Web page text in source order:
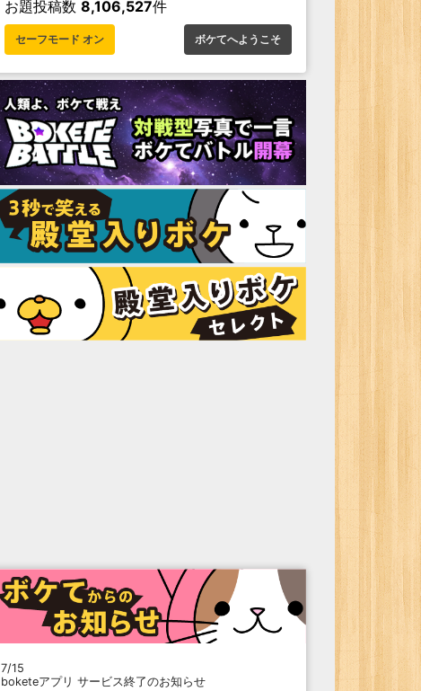
お題投稿数 8,106,527件
セーフモード オン ボケてへようこそ
7/15
boketeアプリ サービス終了のお知らせ